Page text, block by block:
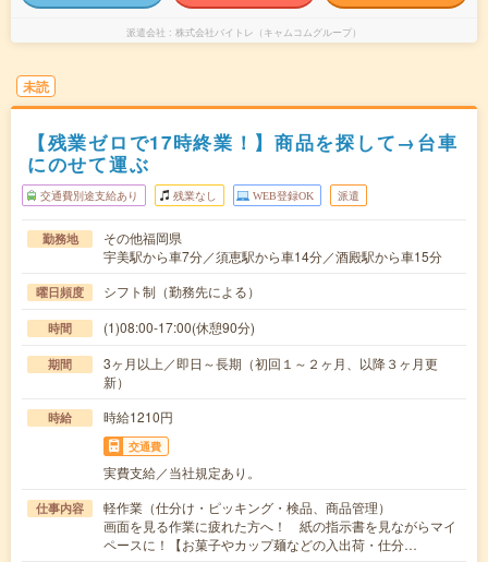
派遣会社 株式会社バイトレ（キャムコムグループ）
未読
【残業ゼロで17時終業！】商品を探して→台車
にのせて運ぶ
交通費別途支給あり 残業なし WEB登録OK 派遣
勤務地
その他福岡県
宇美駅から車7分／須恵駅から車14分／酒殿駅から車15分
曜日頻度 シフト制（勤務先による）
時間 (1)08:00-17:00(休憩90分)
期間
3ヶ月以上／即日～長期（初回１～２ヶ月、以降３ヶ月更
新）
時給 時給1210円
交通費
実費支給／当社規定あり。
仕事内容
軽作業（仕分け・ピッキング・検品、商品管理）
画面を見る作業に疲れた方へ！ 紙の指示書を見ながらマイ
ペースに！【お菓子やカップ麺などの入出荷・仕分…